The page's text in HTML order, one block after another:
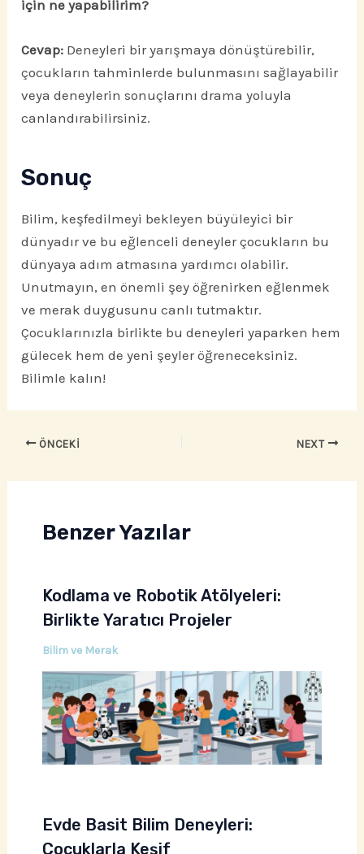
için ne yapabilirim?
Cevap: Deneyleri bir yarışmaya dönüştürebilir,
çocukların tahminlerde bulunmasını sağlayabilir
veya deneylerin sonuçlarını drama yoluyla
canlandırabilirsiniz.
Sonuç
Bilim, keşfedilmeyi bekleyen büyüleyici bir
dünyadır ve bu eğlenceli deneyler çocukların bu
dünyaya adım atmasına yardımcı olabilir.
Unutmayın, en önemli şey öğrenirken eğlenmek
ve merak duygusunu canlı tutmaktır.
Çocuklarınızla birlikte bu deneyleri yaparken hem
gülecek hem de yeni şeyler öğreneceksiniz.
Bilimle kalın!
ÖNCEKI NEXT
Benzer Yazılar
Kodlama ve Robotik Atölyeleri:
Birlikte Yaratıcı Projeler
Bilim ve Merak
Evde Basit Bilim Deneyleri:
Çocuklarla Keşif